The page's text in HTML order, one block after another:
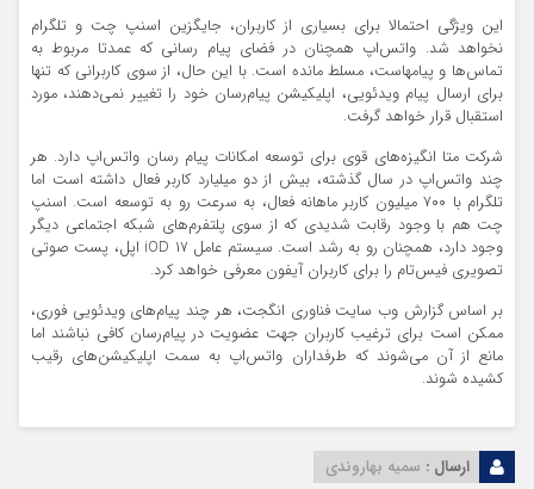
این ویژگی احتمالا برای بسیاری از کاربران، جایگزین اسنپ چت و تلگرام
نخواهد شد. واتس‌اپ همچنان در فضای پیام رسانی که عمدتا مربوط به
تماس‌ها و پیامهاست، مسلط مانده است. با این حال، از سوی کاربرانی که تنها
برای ارسال پیام ویدئویی، اپلیکیشن پیام‌رسان خود را تغییر نمی‌دهند، مورد
استقبال قرار خواهد گرفت.
شرکت متا انگیزه‌های قوی برای توسعه امکانات پیام رسان واتس‌اپ دارد. هر
چند واتس‌اپ در سال گذشته، بیش از دو میلیارد کاربر فعال داشته است اما
تلگرام با ۷۰۰ میلیون کاربر ماهانه فعال، به سرعت رو به توسعه است. اسنپ
چت هم با وجود رقابت شدیدی که از سوی پلتفرم‌های شبکه اجتماعی دیگر
وجود دارد، همچنان رو به رشد است. سیستم عامل iOD ۱۷ اپل، پست صوتی
تصویری فیس‌تام را برای کاربران آیفون معرفی خواهد کرد.
بر اساس گزارش وب سایت فناوری انگجت، هر چند پیام‌های ویدئویی فوری،
ممکن است برای ترغیب کاربران جهت عضویت در پیام‌رسان کافی نباشند اما
مانع از آن می‌شوند که طرفداران واتس‌اپ به سمت اپلیکیشن‌های رقیب
کشیده شوند.
ارسال : سمیه بهاروندی